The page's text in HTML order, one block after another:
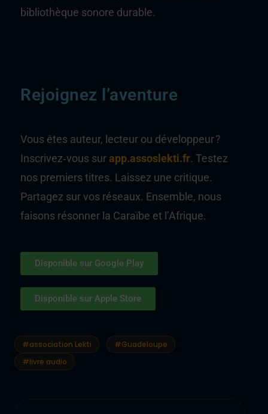
bibliothèque sonore durable.
Rejoignez l’aventure
Vous êtes auteur, lecteur ou développeur ?
Inscrivez‑vous surapp.assoslekti.fr. Testez
nos premiers titres. Laissez une critique.
Partagez sur vos réseaux. Ensemble, nous
faisons résonner la Caraïbe et l’Afrique.
Disponible sur Google Play
Disponible sur Apple Store
#association Lekti
#Guadeloupe
#livre audio